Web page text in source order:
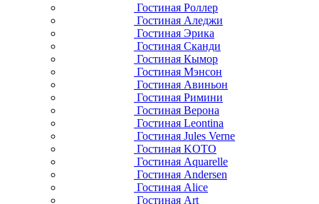
Гостиная Роллер
Гостиная Аледжи
Гостиная Эрика
Гостиная Сканди
Гостиная Кымор
Гостиная Мэнсон
Гостиная Авиньон
Гостиная Римини
Гостиная Верона
Гостиная Leontina
Гостиная Jules Verne
Гостиная KOTO
Гостиная Aquarelle
Гостиная Andersen
Гостиная Alice
Гостиная Art